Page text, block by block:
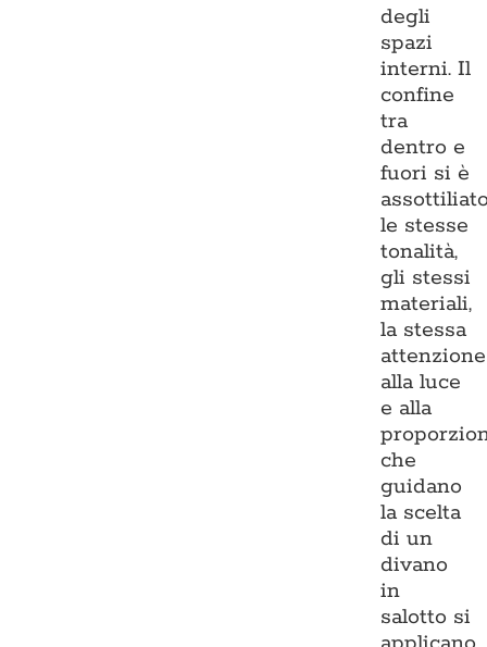
degli
spazi
interni. Il
confine
tra
dentro e
fuori si è
le stesse
tonalità,
gli stessi
materiali,
la stessa
attenzione
alla luce
e alla
che
guidano
la scelta
di un
divano
in
salotto si